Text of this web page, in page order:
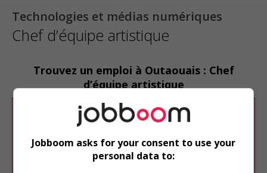
Technologies et médias numériques
Chef d’équipe artistique
Trouvez un emploi à Outaouais : Chef
d’équipe artistique
Désolé, cette recherche n'a produit aucun
résultat.
Veuillez faire une nouvelle recherche.
Vous pouvez en tout temps utiliser nos
Jobboom asks for your consent to use your
personal data to: